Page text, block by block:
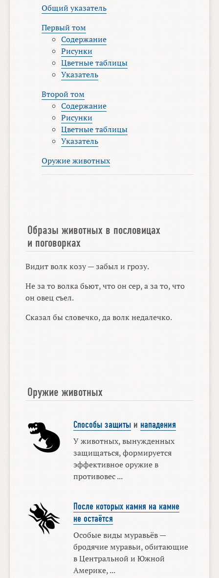
Общий указатель
Первый том
Содержание
Рисунки
Цветные таблицы
Указатель
Второй том
Содержание
Рисунки
Цветные таблицы
Указатель
Оружие животных
Образы животных в пословицах
и поговорках
Видит волк козу — забыл и грозу.
Не за то волка бьют, что он сер, а за то, что
он овец съел.
Сказал бы словечко, да волк недалечко.
Оружие животных
Способы защитыи нападения
У животных, вынужденных
защищаться, формируется
эффективное оружие в
противовес ...
После которых камня на камне
не остаётся
Особые виды муравьёв —
бродячие муравьи, обитающие
в Центральной и Южной
Америке, ...